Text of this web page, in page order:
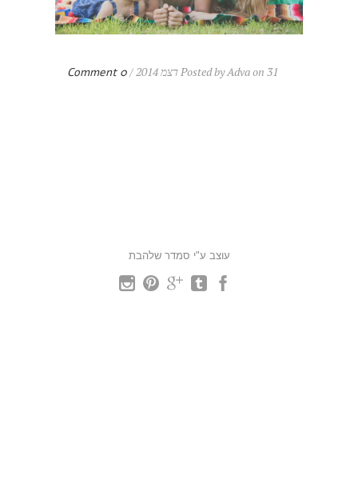
Posted by Adva on 31 דצמ 2014 / 0 Comment
עוצב ע"י סמדר שלהבת